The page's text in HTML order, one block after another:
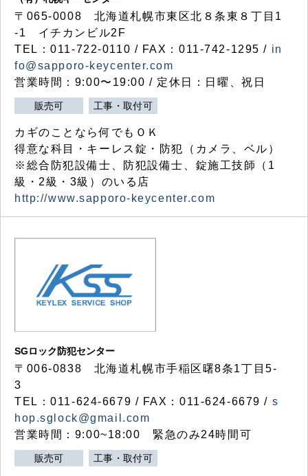
〒065-0008 北海道札幌市東区北８条東８丁目1
-1 イチカンビル2F
TEL：011-722-0110 / FAX：011-742-1295 / in
fo@sapporo-keycenter.com
営業時間：9:00〜19:00 / 定休日：日曜、祝日
販売可 工事・取付可
カギのことなら何でもＯＫ
得意な科目・キーレス錠・防犯（カメラ、ベル）
※総合防犯設備士、防犯設備士、錠施工技師（1
級・2級・3級）のいる店
http://www.sapporo-keycenter.com
SGロック防犯センター
〒006-0838 北海道札幌市手稲区曙8条1丁目5-
3
TEL：011-624-6679 / FAX：011-624-6679 / s
hop.sglock@gmail.com
営業時間：9:00~18:00 緊急のみ24時間可
販売可 工事・取付可